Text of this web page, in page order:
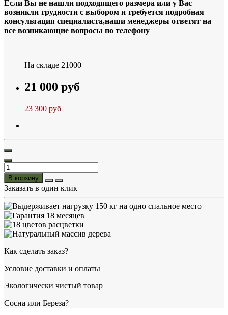
Если Вы не нашли подходящего размера или у Вас
возникли трудности с выбором и требуется подробная
консультация специалиста,наши менеджеры ответят на
все возникающие вопросы по телефону
На складе 21000
21 000 руб
23 300 руб
В корзину
Заказать в один клик
Как сделать заказ?
Условие доставки и оплаты
Экологически чистый товар
Сосна или Береза?